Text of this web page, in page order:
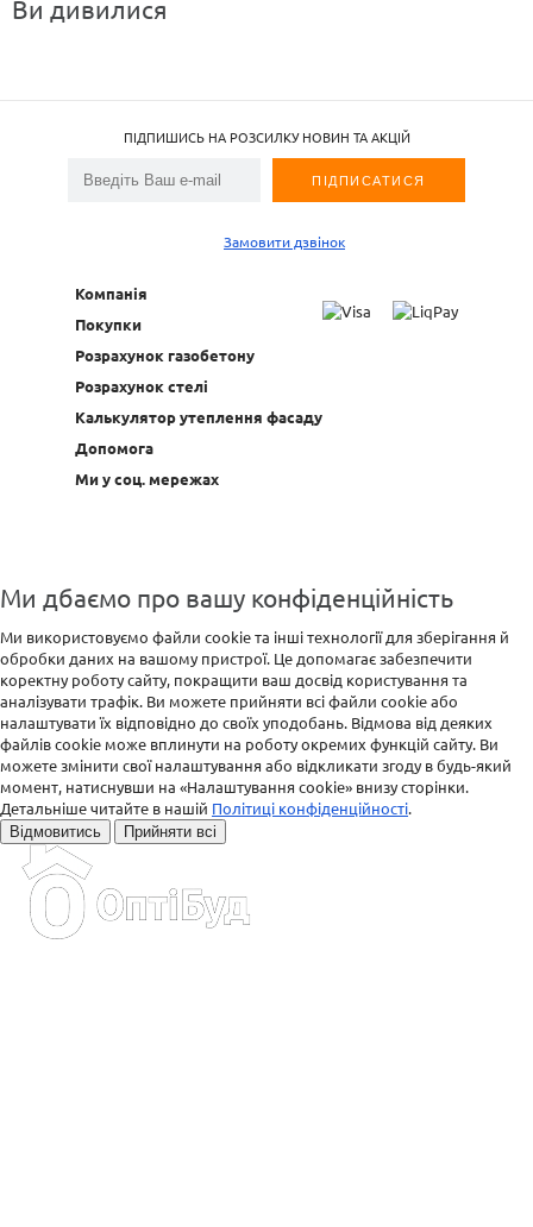
Ви дивилися
ПІДПИШИСЬ НА РОЗСИЛКУ НОВИН ТА АКЦІЙ
Замовити дзвінок
Компанія
Покупки
Розрахунок газобетону
Розрахунок стелі
Калькулятор утеплення фасаду
Допомога
Ми у соц. мережах
Ми дбаємо про вашу конфіденційність
Ми використовуємо файли cookie та інші технології для зберігання й
обробки даних на вашому пристрої. Це допомагає забезпечити
коректну роботу сайту, покращити ваш досвід користування та
аналізувати трафік. Ви можете прийняти всі файли cookie або
налаштувати їх відповідно до своїх уподобань. Відмова від деяких
файлів cookie може вплинути на роботу окремих функцій сайту. Ви
можете змінити свої налаштування або відкликати згоду в будь-який
момент, натиснувши на «Налаштування cookie» внизу сторінки.
Детальніше читайте в нашій Політиці конфіденційності.
Відмовитись Прийняти всі